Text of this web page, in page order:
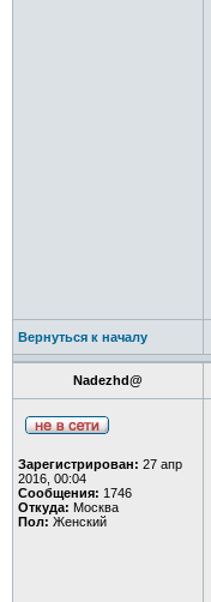
Вернуться к началу
Nadezhd@
Зарегистрирован: 27 апр
2016, 00:04
Сообщения: 1746
Откуда: Москва
Пол: Женский